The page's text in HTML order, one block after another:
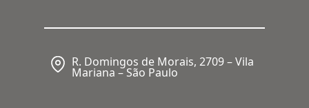
R. Domingos de Morais, 2709 – Vila
Mariana – São Paulo